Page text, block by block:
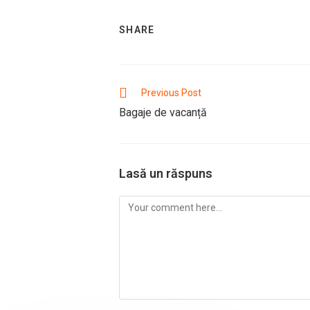
SHARE
Read
articles
Previous Post
Bagaje de vacanță
Lasă un răspuns
Comment